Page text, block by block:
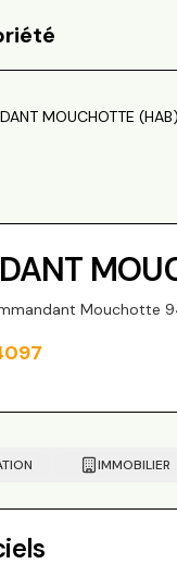
MOUCHOTTE
Mouchotte
IMMOBILIER